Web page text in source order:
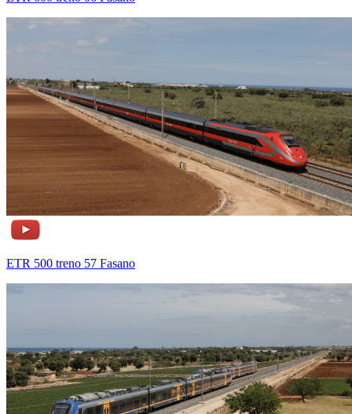
ETR 500 treno 57 Fasano